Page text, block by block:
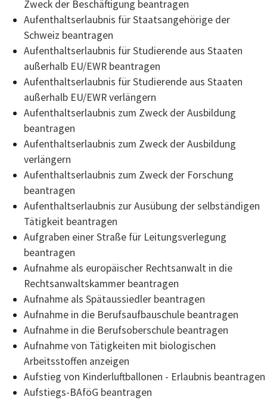
Zweck der Beschäftigung beantragen
Aufenthaltserlaubnis für Staatsangehörige der
Schweiz beantragen
Aufenthaltserlaubnis für Studierende aus Staaten
außerhalb EU/EWR beantragen
Aufenthaltserlaubnis für Studierende aus Staaten
außerhalb EU/EWR verlängern
Aufenthaltserlaubnis zum Zweck der Ausbildung
beantragen
Aufenthaltserlaubnis zum Zweck der Ausbildung
verlängern
Aufenthaltserlaubnis zum Zweck der Forschung
beantragen
Aufenthaltserlaubnis zur Ausübung der selbständigen
Tätigkeit beantragen
Aufgraben einer Straße für Leitungsverlegung
beantragen
Aufnahme als europäischer Rechtsanwalt in die
Rechtsanwaltskammer beantragen
Aufnahme als Spätaussiedler beantragen
Aufnahme in die Berufsaufbauschule beantragen
Aufnahme in die Berufsoberschule beantragen
Aufnahme von Tätigkeiten mit biologischen
Arbeitsstoffen anzeigen
Aufstieg von Kinderluftballonen - Erlaubnis beantragen
Aufstiegs-BAföG beantragen